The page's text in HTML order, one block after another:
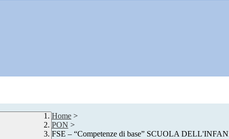
Home >
PON >
FSE – “Competenze di base” SCUOLA